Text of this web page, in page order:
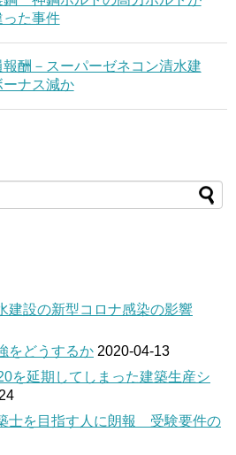
た事件
酬－スーパーゼネコン清水建
ナス減か
設の新型コロナ感染の影響
をどうするか 2020-04-13
を延期してしまった建築生産シ
士を目指す人に朗報 受験要件の